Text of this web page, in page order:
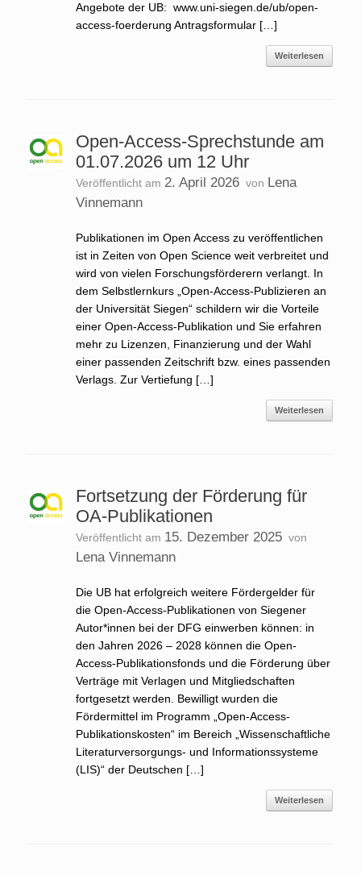
Angebote der UB: www.uni-siegen.de/ub/open-
access-foerderung Antragsformular […]
Weiterlesen
Open-Access-Sprechstunde am
01.07.2026 um 12 Uhr
Veröffentlicht am 2. April 2026 von Lena
Vinnemann
Publikationen im Open Access zu veröffentlichen
ist in Zeiten von Open Science weit verbreitet und
wird von vielen Forschungsförderern verlangt. In
dem Selbstlernkurs „Open-Access-Publizieren an
der Universität Siegen“ schildern wir die Vorteile
einer Open-Access-Publikation und Sie erfahren
mehr zu Lizenzen, Finanzierung und der Wahl
einer passenden Zeitschrift bzw. eines passenden
Verlags. Zur Vertiefung […]
Weiterlesen
Fortsetzung der Förderung für
OA-Publikationen
Veröffentlicht am 15. Dezember 2025 von
Lena Vinnemann
Die UB hat erfolgreich weitere Fördergelder für
die Open-Access-Publikationen von Siegener
Autor*innen bei der DFG einwerben können: in
den Jahren 2026 – 2028 können die Open-
Access-Publikationsfonds und die Förderung über
Verträge mit Verlagen und Mitgliedschaften
fortgesetzt werden. Bewilligt wurden die
Fördermittel im Programm „Open-Access-
Publikationskosten“ im Bereich „Wissenschaftliche
Literaturversorgungs- und Informationssysteme
(LIS)“ der Deutschen […]
Weiterlesen